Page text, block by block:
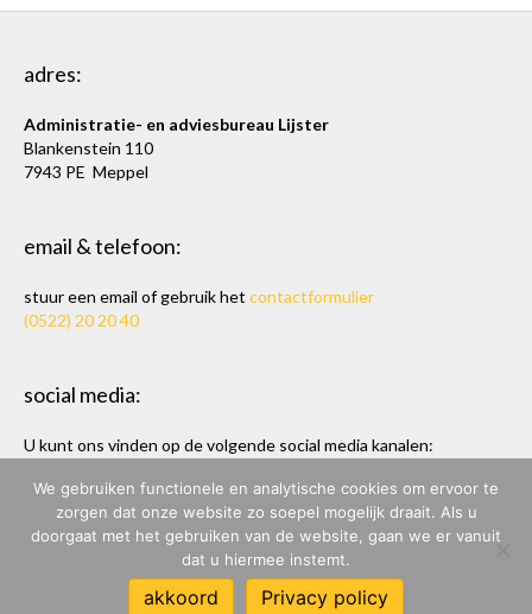
adres:
Administratie- en adviesbureau Lijster
Blankenstein 110
7943 PE Meppel
email & telefoon:
stuur een email of gebruik het contactformulier
(0522) 20 20 40
social media:
U kunt ons vinden op de volgende social media kanalen:
ADMINISTRATIE- & ADVIESBUREAU LIJSTER
ONTWERP & BOUW: MARC HOPPEN
We gebruiken functionele en analytische cookies om ervoor te
zorgen dat onze website zo soepel mogelijk draait. Als u
doorgaat met het gebruiken van de website, gaan we er vanuit
dat u hiermee instemt.
akkoord Privacy policy